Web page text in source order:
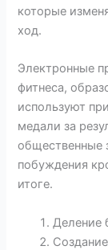
которые
ход.
Электронные
фитнеса,
используют
медали за
общественные
побуждения
итоге.
Деление